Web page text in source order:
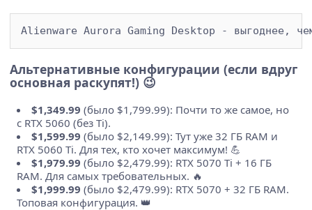
Альтернативные конфигурации (если вдруг
основная раскупят!) 😉
$1,349.99 (было $1,799.99): Почти то же самое, но
с RTX 5060 (без Ti).
$1,599.99 (было $2,149.99): Тут уже 32 ГБ RAM и
RTX 5060 Ti. Для тех, кто хочет максимум! 💪
$1,979.99 (было $2,479.99): RTX 5070 Ti + 16 ГБ
RAM. Для самых требовательных. 🔥
$1,999.99 (было $2,479.99): RTX 5070 + 32 ГБ RAM.
Топовая конфигурация. 👑